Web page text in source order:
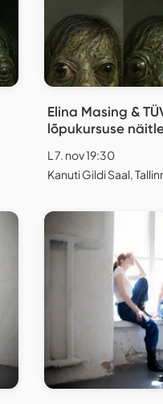
Elina Masing &
lõpukursuse
L 7. nov 19:30
Kanuti Gildi Saal,